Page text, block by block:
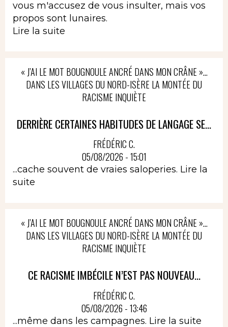
vous m'accusez de vous insulter, mais vos
propos sont lunaires.
Lire la suite
« J’AI LE MOT BOUGNOULE ANCRÉ DANS MON CRÂNE »…
DANS LES VILLAGES DU NORD-ISÈRE LA MONTÉE DU
RACISME INQUIÈTE
DERRIÈRE CERTAINES HABITUDES DE LANGAGE SE...
FRÉDÉRIC C.
05/08/2026 - 15:01
...cache souvent de vraies saloperies. Lire la
suite
« J’AI LE MOT BOUGNOULE ANCRÉ DANS MON CRÂNE »…
DANS LES VILLAGES DU NORD-ISÈRE LA MONTÉE DU
RACISME INQUIÈTE
CE RACISME IMBÉCILE N’EST PAS NOUVEAU...
FRÉDÉRIC C.
05/08/2026 - 13:46
...même dans les campagnes. Lire la suite